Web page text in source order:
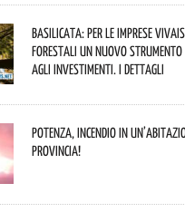
Basilicata: per le imprese
forestali un nuovo strumento
agli investimenti. I dettagli
Potenza, incendio in
provincia!